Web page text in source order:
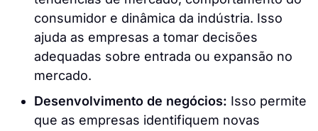
consumidor e dinâmica da indústria. Isso
ajuda as empresas a tomar decisões
adequadas sobre entrada ou expansão no
mercado.
Desenvolvimento de negócios: Isso permite
que as empresas identifiquem novas